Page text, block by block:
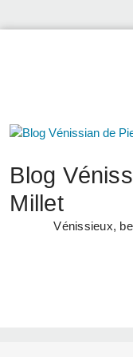
Blog
Millet
Vénissieux,